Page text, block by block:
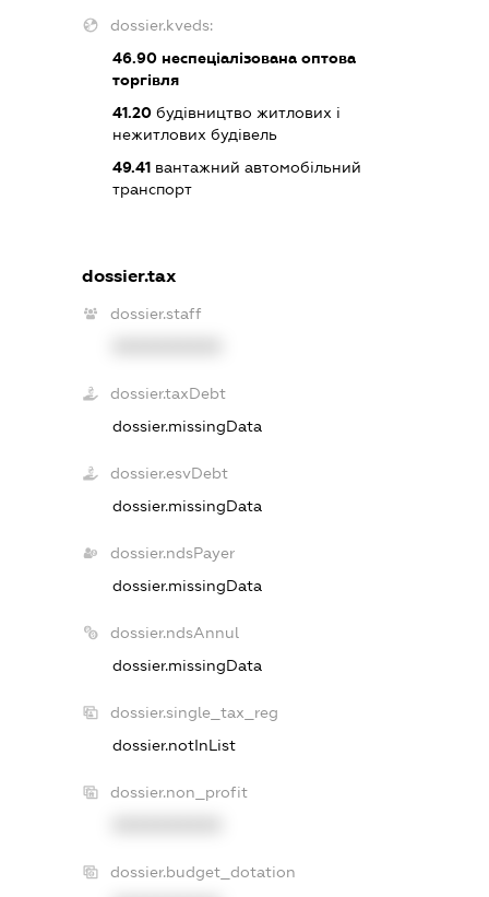
dossier.kveds:
46.90 неспеціалізована оптова
торгівля
41.20 будівництво житлових і
нежитлових будівель
49.41 вантажний автомобільний
транспорт
dossier.tax
dossier.staff
dossier.taxDebt
dossier.missingData
dossier.esvDebt
dossier.missingData
dossier.ndsPayer
dossier.missingData
dossier.ndsAnnul
dossier.missingData
dossier.single_tax_reg
dossier.notInList
dossier.non_profit
dossier.budget_dotation